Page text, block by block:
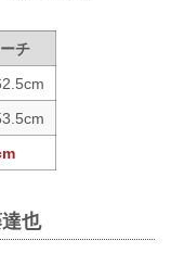
チ
也